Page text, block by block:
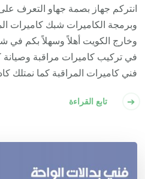
انتركم جهاز بصمة جهاو التعرف
وبرمجة الكاميرات شبك كاميرات
وخارج الكويت أهلاً وسهلاً بكم في
في تركيب كاميرات مراقبة
فني كاميرات المراقبة كما نمتلك
تابع القراءة